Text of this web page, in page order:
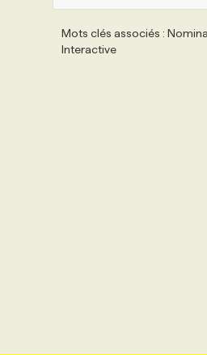
Mots clés associés :
Interactive